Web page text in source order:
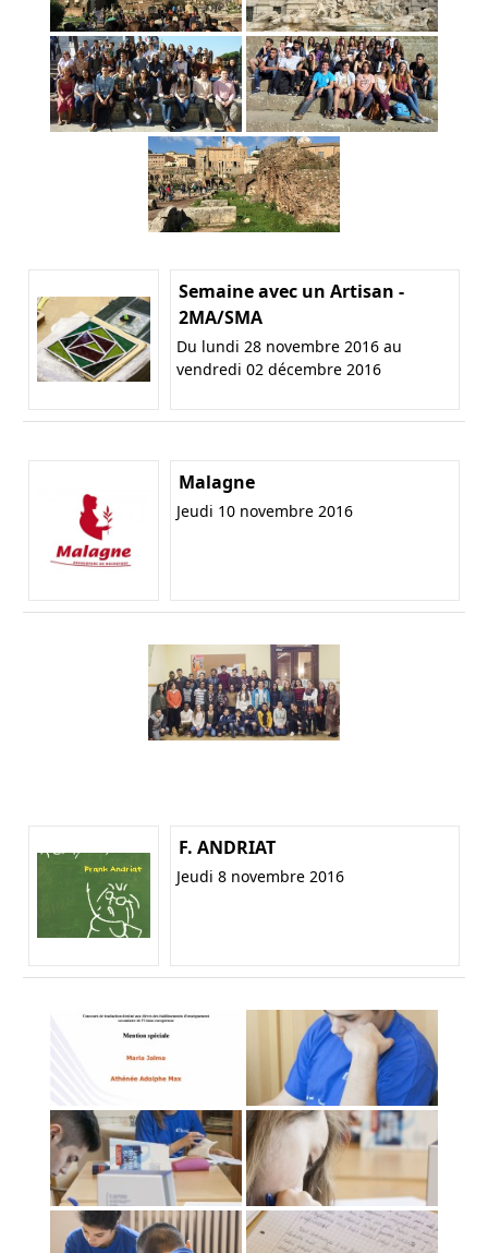
Semaine avec un Artisan -
2MA/SMA
Du lundi 28 novembre 2016 au
vendredi 02 décembre 2016
Malagne
Jeudi 10 novembre 2016
F. ANDRIAT
Jeudi 8 novembre 2016